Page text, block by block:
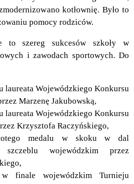
kotłownię. Było to
pomocy rodziców.
to szereg sukcesów szkoły w
i zawodach sportowych. Do
laureata Wojewódzkiego Konkursu
Marzenę Jakubowską,
laureata Wojewódzkiego Konkursu
Krzysztofa Raczyńskiego,
medalu w skoku w dal
wojewódzkim przez
w finale wojewódzkim Turnieju